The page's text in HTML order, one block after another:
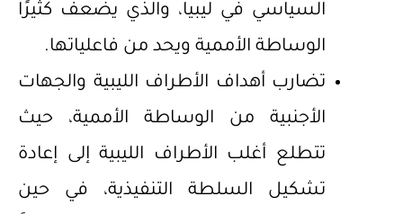
السياسي في ليبيا، والذي يضعف كثيرًا
الوساطة الأممية ويحد من فاعلياتها.
تضارب أهداف الأطراف الليبية والجهات
الأجنبية من الوساطة الأممية، حيث
تتطلع أغلب الأطراف الليبية إلى إعادة
تشكيل السلطة التنفيذية، في حين